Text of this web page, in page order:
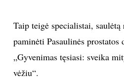
LAISVALAIKIS
KINAS
Taip teigė specialistai,
paminėti Pasaulinės prostatos
„Gyvenimas tęsiasi: sveika
vėžiu“.